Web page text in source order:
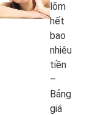
lõm
hết
bao
nhiêu
tiền
–
Bảng
giá